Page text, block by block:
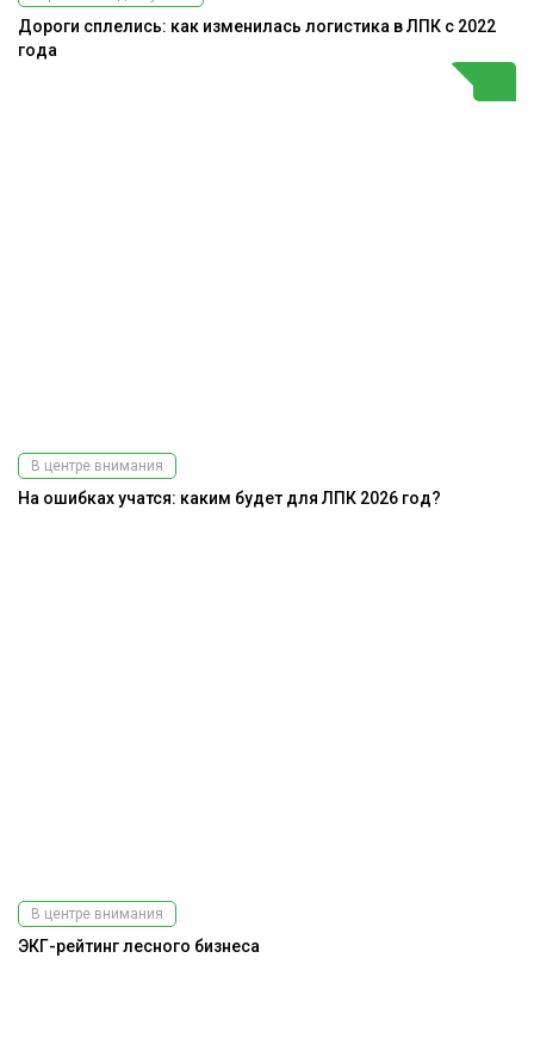
Дороги сплелись: как изменилась логистика в ЛПК с 2022
года
В центре внимания
На ошибках учатся: каким будет для ЛПК 2026 год?
В центре внимания
ЭКГ-рейтинг лесного бизнеса